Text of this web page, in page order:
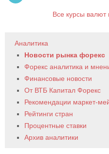
Все курсы
Аналитика
Новости рынка форекс
Форекс аналитика и
Финансовые новости
От ВТБ Капитал Форекс
Рекомендации маркет-
Рейтинги стран
Процентные ставки
Архив аналитики